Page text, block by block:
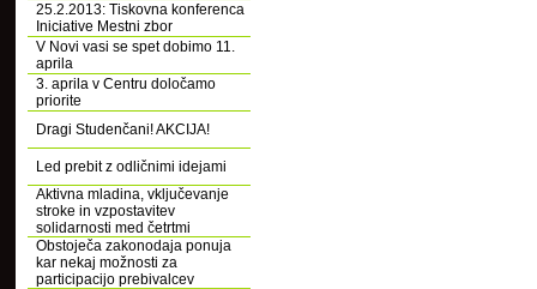
25.2.2013: Tiskovna konferenca
Iniciative Mestni zbor
V Novi vasi se spet dobimo 11.
aprila
3. aprila v Centru določamo
priorite
Dragi Studenčani! AKCIJA!
Led prebit z odličnimi idejami
Aktivna mladina, vključevanje
stroke in vzpostavitev
solidarnosti med četrtmi
Obstoječa zakonodaja ponuja
kar nekaj možnosti za
participacijo prebivalcev